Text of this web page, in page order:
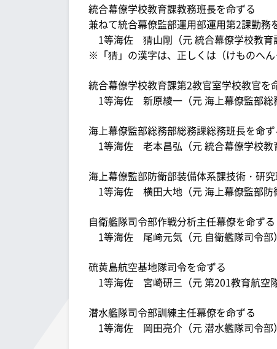
統合幕僚学校教育課教務班長を命ずる
兼ねて統合幕僚監部運用部運用第2課勤務
1等海佐 猜山剛（元 統合幕僚学校教育
※「猜」の漢字は、正しくは（けものへん
統合幕僚学校教育課第2教官室学校教官を
1等海佐 新原綾一（元 海上幕僚監部総
海上幕僚監部総務部総務課総務班長を命ず
1等海佐 老本昌弘（元 統合幕僚学校教
海上幕僚監部防衛部装備体系課技術・研
1等海佐 横田大地（元 海上幕僚監部防
自衛艦隊司令部作戦分析主任幕僚を命ずる
1等海佐 尾﨑元気（元 自衛艦隊司令部）
硫黄島航空基地隊司令を命ずる
1等海佐 宮崎研三（元 第201教育航空隊
潜水艦隊司令部訓練主任幕僚を命ずる
1等海佐 岡田亮介（元 潜水艦隊司令部）